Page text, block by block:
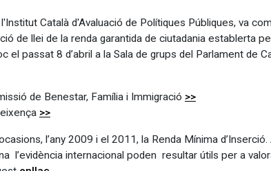
Català d'Avaluació de Polítiques Públiques, va
de llei de la renda garantida de ciutadania establerta
el passat 8 d’abril a la Sala de grups del Parlament de
de Benestar, Família i Immigració >>
>>
l’any 2009 i el 2011, la Renda Mínima
l’evidència internacional poden resultar útils per a